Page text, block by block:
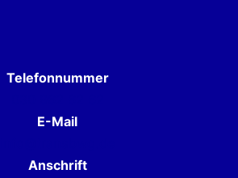
Telefonnummer
E-Mail
Anschrift